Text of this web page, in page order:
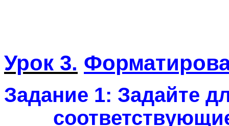
Урок 3.
Задание 1: Задайте